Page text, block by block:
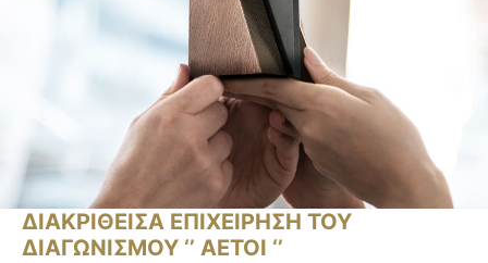
ΔΙΑΚΡΙΘΕΙΣΑ ΕΠΙΧΕΙΡΗΣΗ ΤΟΥ
ΔΙΑΓΩΝΙΣΜΟΥ ‘’ ΑΕΤΟΙ ‘’